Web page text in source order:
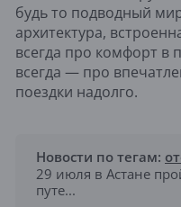
будь то подводный
архитектура,
всегда про комфорт
всегда — про
поездки надолго.
Новости по тегам:
29 июля в Астане
путе...